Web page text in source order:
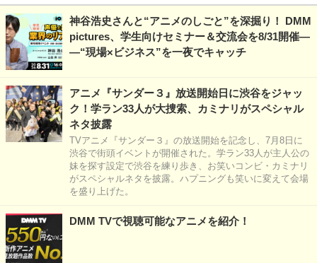
神谷浩史さんと“アニメのしごと”を深掘り！ DMM
pictures、学生向けセミナー＆交流会を8/31開催―
―“現場×ビジネス”を一夜でキャッチ
アニメ『サンダー３』放送開始日に渋谷をジャッ
ク！学ラン33人が大捜索、カミナリがスペシャル
ネタ披露
TVアニメ『サンダー３』の放送開始を記念し、7月8日に
渋谷で街頭イベントが開催された。学ラン33人が主人公の
妹を探す設定で渋谷を練り歩き、お笑いコンビ・カミナリ
がスペシャルネタを披露。ハプニングも笑いに変えて会場
を盛り上げた。
DMM TVで視聴可能なアニメを紹介！